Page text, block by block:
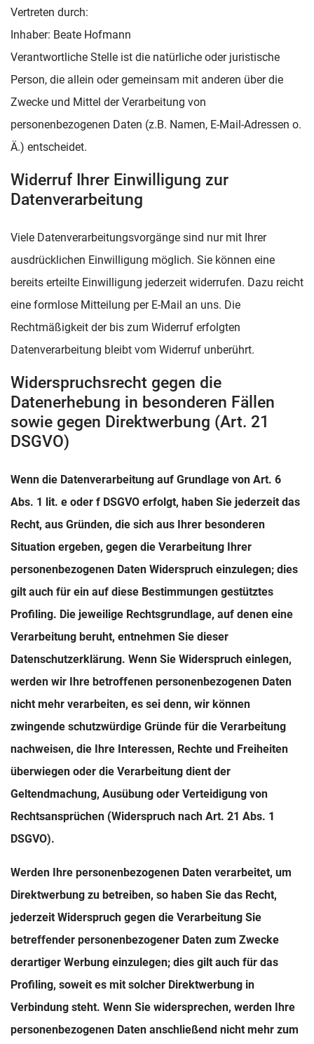
Vertreten durch:
Inhaber: Beate Hofmann
Verantwortliche Stelle ist die natürliche oder juristische
Person, die allein oder gemeinsam mit anderen über die
Zwecke und Mittel der Verarbeitung von
personenbezogenen Daten (z.B. Namen, E-Mail-Adressen o.
Ä.) entscheidet.
Widerruf Ihrer Einwilligung zur
Datenverarbeitung
Viele Datenverarbeitungsvorgänge sind nur mit Ihrer
ausdrücklichen Einwilligung möglich. Sie können eine
bereits erteilte Einwilligung jederzeit widerrufen. Dazu reicht
eine formlose Mitteilung per E-Mail an uns. Die
Rechtmäßigkeit der bis zum Widerruf erfolgten
Datenverarbeitung bleibt vom Widerruf unberührt.
Widerspruchsrecht gegen die
Datenerhebung in besonderen Fällen
sowie gegen Direktwerbung (Art. 21
DSGVO)
Wenn die Datenverarbeitung auf Grundlage von Art. 6
Abs. 1 lit. e oder f DSGVO erfolgt, haben Sie jederzeit das
Recht, aus Gründen, die sich aus Ihrer besonderen
Situation ergeben, gegen die Verarbeitung Ihrer
personenbezogenen Daten Widerspruch einzulegen; dies
gilt auch für ein auf diese Bestimmungen gestütztes
Profiling. Die jeweilige Rechtsgrundlage, auf denen eine
Verarbeitung beruht, entnehmen Sie dieser
Datenschutzerklärung. Wenn Sie Widerspruch einlegen,
werden wir Ihre betroffenen personenbezogenen Daten
nicht mehr verarbeiten, es sei denn, wir können
zwingende schutzwürdige Gründe für die Verarbeitung
nachweisen, die Ihre Interessen, Rechte und Freiheiten
überwiegen oder die Verarbeitung dient der
Geltendmachung, Ausübung oder Verteidigung von
Rechtsansprüchen (Widerspruch nach Art. 21 Abs. 1
DSGVO).
Werden Ihre personenbezogenen Daten verarbeitet, um
Direktwerbung zu betreiben, so haben Sie das Recht,
jederzeit Widerspruch gegen die Verarbeitung Sie
betreffender personenbezogener Daten zum Zwecke
derartiger Werbung einzulegen; dies gilt auch für das
Profiling, soweit es mit solcher Direktwerbung in
Verbindung steht. Wenn Sie widersprechen, werden Ihre
personenbezogenen Daten anschließend nicht mehr zum